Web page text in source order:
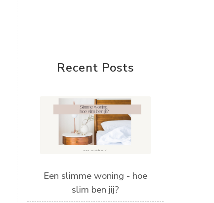
Recent Posts
Een slimme woning - hoe
slim ben jij?